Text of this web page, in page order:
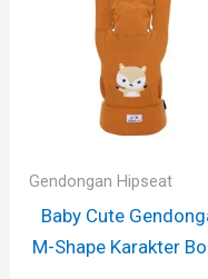
Gendongan Hipseat
Baby Cute
M-Shape Karakter